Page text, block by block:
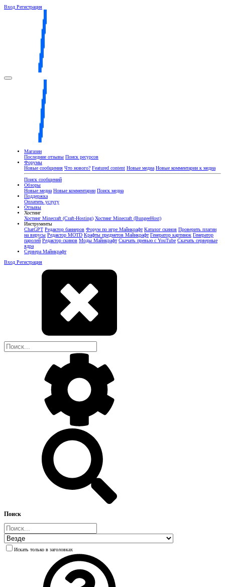
Вход Регистрация
Магазин
Последние отзывы Поиск ресурсов
Форумы
Новые сообщения Что нового? Featured content Новые медиа Новые комментарии к медиа
Поиск сообщений
Обзоры
Новые медиа Новые комментарии Поиск медиа
Поддержка
Оплатить услугу
Отзывы
Хостинг
Хостинг Minecraft (Craft-Hosting) Хостинг Minecraft (BungeeHost)
Инструменты
ChatGPT Редактор баннеров Форум по игре Майнкрафт Каталог скинов Проверить плагин
на вирусы Редактор MOTD Крафты предметов Майнкрафт Генератор картинок Генератор
паролей Редактор скинов Моды Майнкрафт Скачать превью с YouTube Скачать серверные
ядра
Сервера Майнкрафт
Вход Регистрация
Поиск
Искать только в заголовках